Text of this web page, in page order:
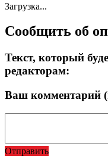
Загрузка...
Сообщить об
Текст, который
редакторам:
Ваш комментарий
Отправить